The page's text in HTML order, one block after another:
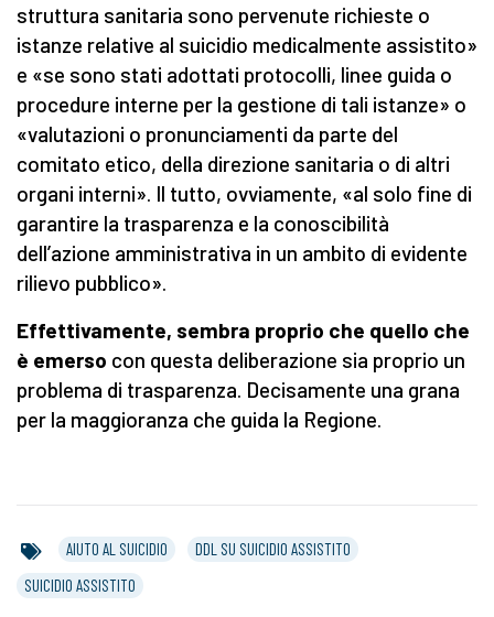
struttura sanitaria sono pervenute richieste o
istanze relative al suicidio medicalmente assistito»
e «se sono stati adottati protocolli, linee guida o
procedure interne per la gestione di tali istanze» o
«valutazioni o pronunciamenti da parte del
comitato etico, della direzione sanitaria o di altri
organi interni». Il tutto, ovviamente, «al solo fine di
garantire la trasparenza e la conoscibilità
dell’azione amministrativa in un ambito di evidente
rilievo pubblico».
Effettivamente, sembra proprio che quello che
è emerso con questa deliberazione sia proprio un
problema di trasparenza. Decisamente una grana
per la maggioranza che guida la Regione.
AIUTO AL SUICIDIO
DDL SU SUICIDIO ASSISTITO
SUICIDIO ASSISTITO